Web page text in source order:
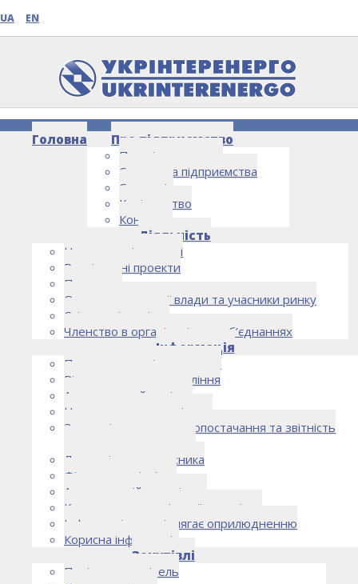
UA EN
Головна
Про підприємство
Про підприємство
Структура підприємства
Стратегія
Керівництво
Контакти
Діяльність
Напрямки діяльності
Реалізовані проекти
Партнери
Органи державної влади та учасники ринку
Спільна діяльність
Членство в організаціях та об’єднаннях
Інформація
Правоустановчі документи
Рішення органу управління
Аудиторський комітет
Нормативно-правові акти
Загальні умови електропостачання та звітність
Лист очікувань власника
Фінансова звітність
Антикорупційна політика
Кодекс етики та ділової поведінки
Інформація, що підлягає оприлюдненню
Корисна інформація
Закупівлі
Політика закупівель
НОВИНИ